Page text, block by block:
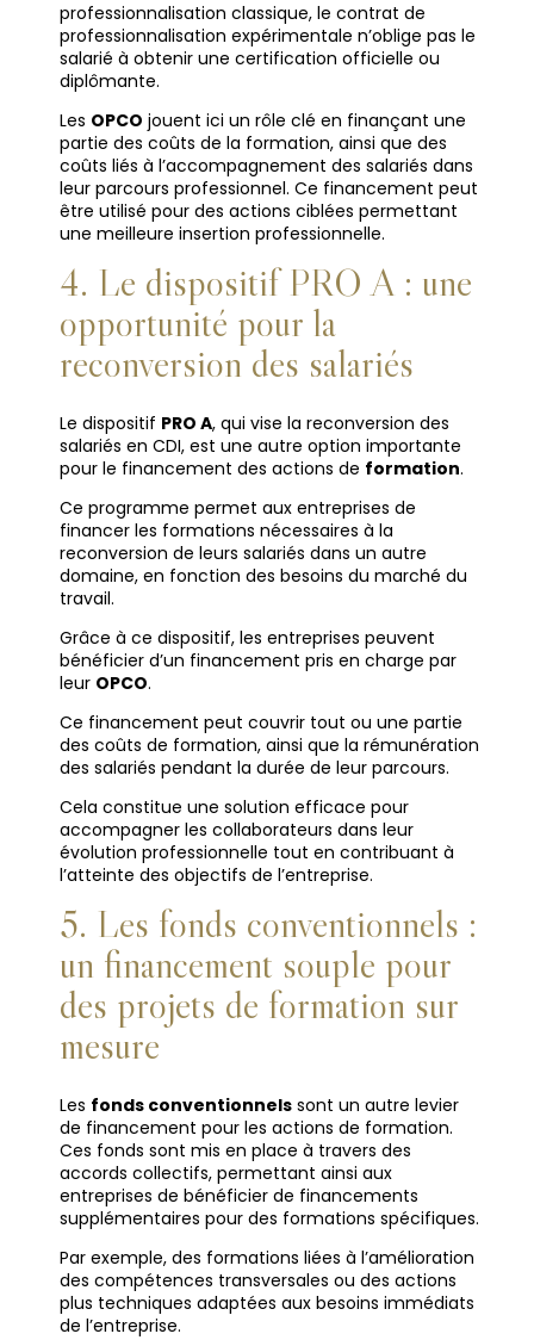
professionnalisation classique, le contrat de
professionnalisation expérimentale n’oblige pas le
salarié à obtenir une certification officielle ou
diplômante.
Les OPCO jouent ici un rôle clé en finançant une
partie des coûts de la formation, ainsi que des
coûts liés à l’accompagnement des salariés dans
leur parcours professionnel. Ce financement peut
être utilisé pour des actions ciblées permettant
une meilleure insertion professionnelle.
4. Le dispositif PRO A : une
opportunité pour la
reconversion des salariés
Le dispositif PRO A, qui vise la reconversion des
salariés en CDI, est une autre option importante
pour le financement des actions de formation.
Ce programme permet aux entreprises de
financer les formations nécessaires à la
reconversion de leurs salariés dans un autre
domaine, en fonction des besoins du marché du
travail.
Grâce à ce dispositif, les entreprises peuvent
bénéficier d’un financement pris en charge par
leur OPCO.
Ce financement peut couvrir tout ou une partie
des coûts de formation, ainsi que la rémunération
des salariés pendant la durée de leur parcours.
Cela constitue une solution efficace pour
accompagner les collaborateurs dans leur
évolution professionnelle tout en contribuant à
l’atteinte des objectifs de l’entreprise.
5. Les fonds conventionnels :
un financement souple pour
des projets de formation sur
mesure
Les fonds conventionnels sont un autre levier
de financement pour les actions de formation.
Ces fonds sont mis en place à travers des
accords collectifs, permettant ainsi aux
entreprises de bénéficier de financements
supplémentaires pour des formations spécifiques.
Par exemple, des formations liées à l’amélioration
des compétences transversales ou des actions
plus techniques adaptées aux besoins immédiats
de l’entreprise.